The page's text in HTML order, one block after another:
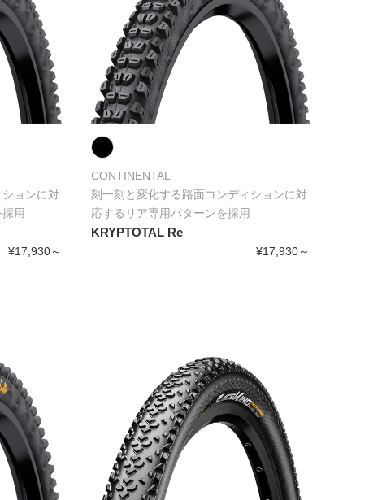
ョンに対
用
¥17,930～
CONTINENTAL
刻一刻と変化する路面コンディションに対
応するリア専用パターンを採用
KRYPTOTAL Re
¥17,930～